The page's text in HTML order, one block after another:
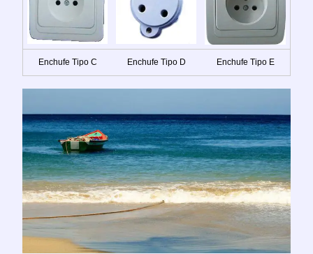
Enchufe Tipo C Enchufe Tipo D Enchufe Tipo E